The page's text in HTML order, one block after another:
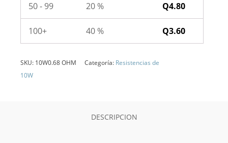
50 - 99 20 % Q4.80
100+ 40 % Q3.60
SKU: 10W0.68 OHM Categoría: Resistencias de
10W
DESCRIPCION